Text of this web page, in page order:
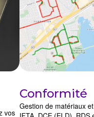
vos
Conformité
Gestion de matériaux